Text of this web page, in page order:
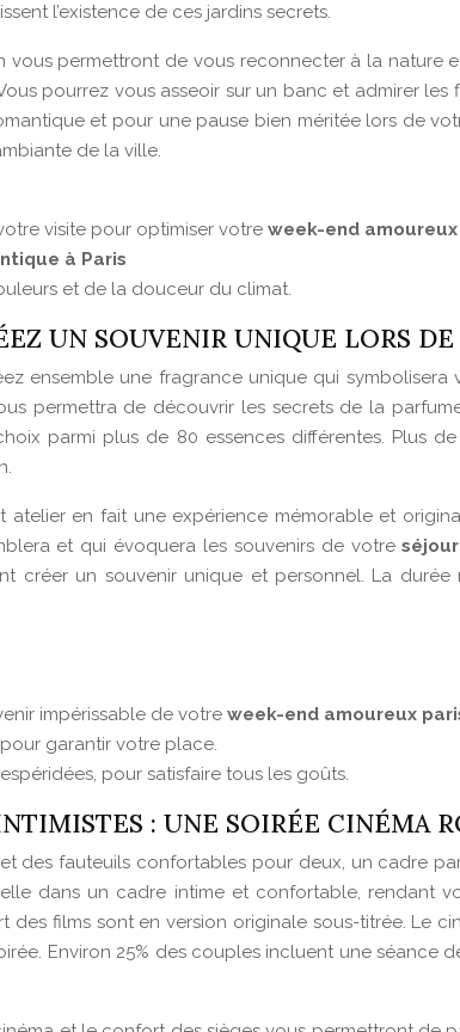
l’existence de ces jardins secrets.
vous permettront de vous reconnecter à la
pourrez vous asseoir sur un banc et admirer
et pour une pause bien méritée lors de
de la ville.
visite pour optimiser votre week-end
à Paris
et de la douceur du climat.
UN SOUVENIR UNIQUE LORS
ensemble une fragrance unique qui
permettra de découvrir les secrets de la
parmi plus de 80 essences différentes. Plus
atelier en fait une expérience mémorable et
et qui évoquera les souvenirs de votre
créer un souvenir unique et personnel. La
impérissable de votre week-end amoureux
pour garantir votre place.
pour satisfaire tous les goûts.
: UNE SOIRÉE CINÉMA
des fauteuils confortables pour deux, un cadre
dans un cadre intime et confortable, rendant
films sont en version originale sous-titrée. Le
Environ 25% des couples incluent une séance